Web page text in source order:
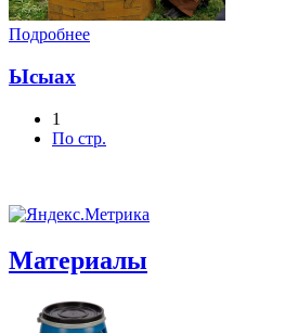
Подробнее
Ысыах
1
По стр.
Материалы